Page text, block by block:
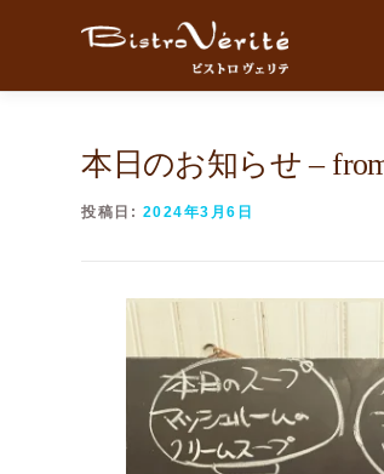
本日のお知らせ –
投稿日: 2024年3月6日